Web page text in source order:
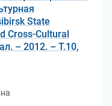
State
Cross-Cultural
– 2012. – Т.10,